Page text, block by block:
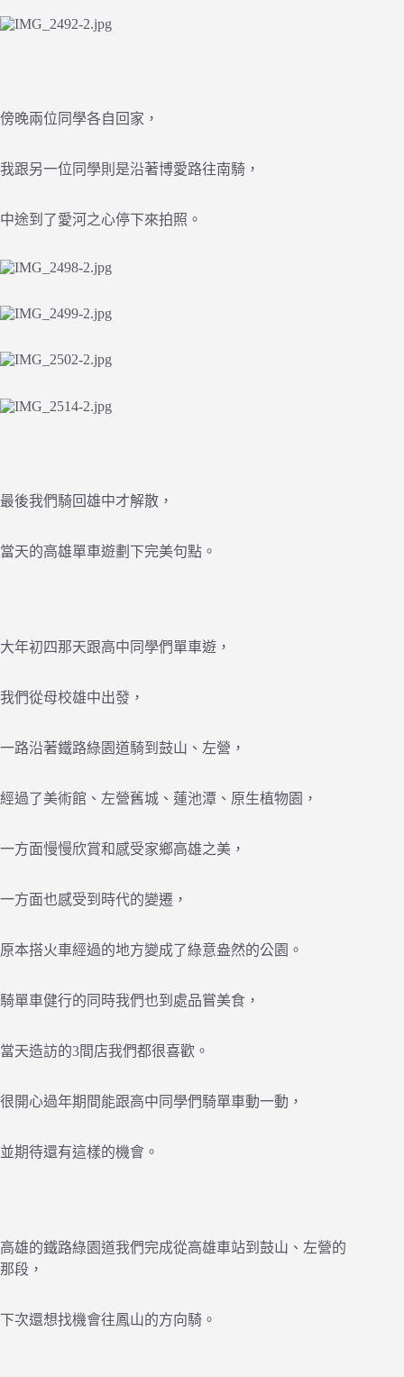
傍晚兩位同學各自回家，
我跟另一位同學則是沿著博愛路往南騎，
中途到了愛河之心停下來拍照。
最後我們騎回雄中才解散，
當天的高雄單車遊劃下完美句點。
大年初四那天跟高中同學們單車遊，
我們從母校雄中出發，
一路沿著鐵路綠園道騎到鼓山、左營，
經過了美術館、左營舊城、蓮池潭、原生植物園，
一方面慢慢欣賞和感受家鄉高雄之美，
一方面也感受到時代的變遷，
原本搭火車經過的地方變成了綠意盎然的公園。
騎單車健行的同時我們也到處品嘗美食，
當天造訪的3間店我們都很喜歡。
很開心過年期間能跟高中同學們騎單車動一動，
並期待還有這樣的機會。
高雄的鐵路綠園道我們完成從高雄車站到鼓山、左營的
那段，
下次還想找機會往鳳山的方向騎。